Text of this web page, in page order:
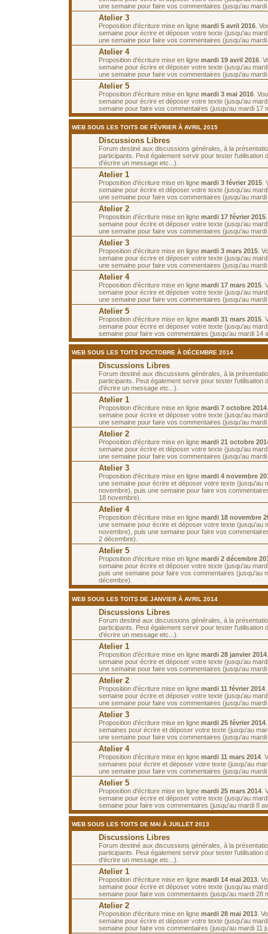
une semaine pour faire vos commentaires (jusqu'au
Atelier 3
Proposition d'écriture mise en ligne mardi 5 avril 2016 .
semaine pour écrire et déposer votre texte (jusqu'au
une semaine pour faire vos commentaires (jusqu'au
Atelier 4
Proposition d'écriture mise en ligne mardi 19 avril 2016 .
semaine pour écrire et déposer votre texte (jusqu'au
une semaine pour faire vos commentaires (jusqu'au mardi
Atelier 5
Proposition d'écriture mise en ligne mardi 3 mai 2016 .
semaine pour écrire et déposer votre texte (jusqu'au
semaine pour faire vos commentaires (jusqu'au mardi 17
WEB SOUS LES TOITS DE FÉVRIER À AVRIL 2015
Discussions Libres
Forum destiné aux discussions générales, à la
participants. Peut également servir pour tester l'utilisation
d'écrire un message etc...).
Atelier 1
Proposition d'écriture mise en ligne mardi 3 février 2015
semaine pour écrire et déposer votre texte (jusqu'au
une semaine pour faire vos commentaires (jusqu'au
Atelier 2
Proposition d'écriture mise en ligne mardi 17 février 2015
semaine pour écrire et déposer votre texte (jusqu'au
une semaine pour faire vos commentaires (jusqu'au
Atelier 3
Proposition d'écriture mise en ligne mardi 3 mars 2015 .
semaine pour écrire et déposer votre texte (jusqu'au
une semaine pour faire vos commentaires (jusqu'au
Atelier 4
Proposition d'écriture mise en ligne mardi 17 mars 2015 .
semaine pour écrire et déposer votre texte (jusqu'au
une semaine pour faire vos commentaires (jusqu'au
Atelier 5
Proposition d'écriture mise en ligne mardi 31 mars 2015 .
semaine pour écrire et déposer votre texte (jusqu'au
semaine pour faire vos commentaires (jusqu'au mardi 14
WEB SOUS LES TOITS D'OCTOBRE À DÉCEMBRE 2014
Discussions Libres
Forum destiné aux discussions générales, à la
participants. Peut également servir pour tester l'utilisation
d'écrire un message etc...).
Atelier 1
Proposition d'écriture mise en ligne mardi 7 octobre 2014
semaine pour écrire et déposer votre texte (jusqu'au
une semaine pour faire vos commentaires (jusqu'au
Atelier 2
Proposition d'écriture mise en ligne mardi 21 octobre
semaine pour écrire et déposer votre texte (jusqu'au
une semaine pour faire vos commentaires (jusqu'au
Atelier 3
Proposition d'écriture mise en ligne mardi 4 novembre
une semaine pour écrire et déposer votre texte (jusqu'au
novembre), puis une semaine pour faire vos
18 novembre).
Atelier 4
Proposition d'écriture mise en ligne mardi 18 novembre
une semaine pour écrire et déposer votre texte (jusqu'au
novembre), puis une semaine pour faire vos
2 décembre).
Atelier 5
Proposition d'écriture mise en ligne mardi 2 décembre
semaine pour écrire et déposer votre texte (jusqu'au
puis une semaine pour faire vos commentaires (jusqu'au
décembre).
WEB SOUS LES TOITS DE JANVIER À AVRIL 2014
Discussions Libres
Forum destiné aux discussions générales, à la
participants. Peut également servir pour tester l'utilisation
d'écrire un message etc...).
Atelier 1
Proposition d'écriture mise en ligne mardi 28 janvier 2014
semaine pour écrire et déposer votre texte (jusqu'au
une semaine pour faire vos commentaires (jusqu'au
Atelier 2
Proposition d'écriture mise en ligne mardi 11 février 2014
semaine pour écrire et déposer votre texte (jusqu'au
une semaine pour faire vos commentaires (jusqu'au
Atelier 3
Proposition d'écriture mise en ligne mardi 25 février 2014
semaines pour écrire et déposer votre texte (jusqu'au
une semaine pour faire vos commentaires (jusqu'au
Atelier 4
Proposition d'écriture mise en ligne mardi 11 mars 2014 .
semaines pour écrire et déposer votre texte (jusqu'au
une semaine pour faire vos commentaires (jusqu'au
Atelier 5
Proposition d'écriture mise en ligne mardi 25 mars 2014 .
semaine pour écrire et déposer votre texte (jusqu'au
semaine pour faire vos commentaires (jusqu'au mardi 8
WEB SOUS LES TOITS DE MAI À JUILLET 2013
Discussions Libres
Forum destiné aux discussions générales, à la
participants. Peut également servir pour tester l'utilisation
d'écrire un message etc...).
Atelier 1
Proposition d'écriture mise en ligne mardi 14 mai 2013 .
semaine pour écrire et déposer votre texte (jusqu'au
semaine pour faire vos commentaires (jusqu'au mardi 28
Atelier 2
Proposition d'écriture mise en ligne mardi 28 mai 2013 .
semaine pour écrire et déposer votre texte (jusqu'au
semaine pour faire vos commentaires (jusqu'au mardi 11